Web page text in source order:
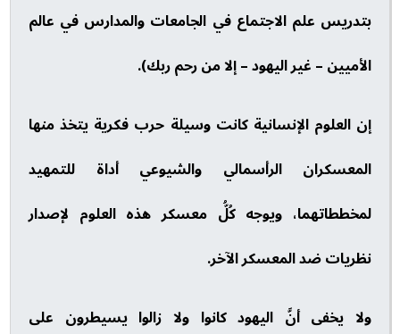
بتدريس علم الاجتماع في الجامعات والمدارس في عالم
الأميين – غير اليهود – إلا من رحم ربك).
إن العلوم الإنسانية كانت وسيلة حرب فكرية يتخذ منها
المعسكران الرأسمالي والشيوعي أداة للتمهيد
لمخططاتهما، ويوجه كُلُّ معسكر هذه العلوم لإصدار
نظريات ضد المعسكر الآخر.
ولا يخفى أنَّ اليهود كانوا ولا زالوا يسيطرون على